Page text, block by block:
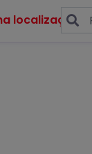
localização